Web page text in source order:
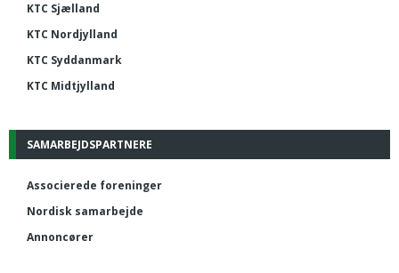
KTC Sjælland
KTC Nordjylland
KTC Syddanmark
KTC Midtjylland
SAMARBEJDSPARTNERE
Associerede foreninger
Nordisk samarbejde
Annoncører